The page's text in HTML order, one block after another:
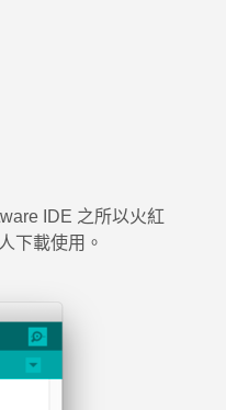
IDE 之所以火紅
下載使用。